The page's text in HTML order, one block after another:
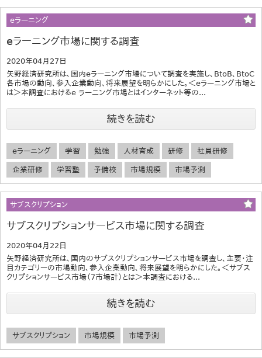
eラーニング
eラーニング市場に関する調査
2020年04月27日
矢野経済研究所は、国内eラーニング市場について調査を実施し、BtoB、BtoC
各市場の動向、参入企業動向、将来展望を明らかにした。＜eラーニング市場と
は＞本調査におけるe ラーニング市場とはインターネット等の...
続きを読む
eラーニング 学習 勉強 人材育成 研修 社員研修
企業研修 学習塾 予備校 市場規模 市場予測
サブスクリプション
サブスクリプションサービス市場に関する調査
2020年04月22日
矢野経済研究所は、国内のサブスクリプションサービス市場を調査し、主要・注
目カテゴリーの市場動向、参入企業動向、将来展望を明らかにした。＜サブス
クリプションサービス市場（7市場計）とは＞本調査における...
続きを読む
サブスクリプション 市場規模 市場予測